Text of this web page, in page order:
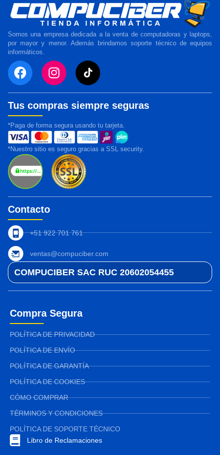
Somos una empresa dedicada a la venta de computadoras y laptops,
por mayor y menor. Además brindamos soporte técnico de equipos
informáticos.
Tus compras siempre seguras
*Paga de forma segura usando tu tarjeta.
*Nuestro sitio es seguro gracias a SSL security.
Contacto
+51 922 701 761
ventas@compuciber.com
COMPUCIBER SAC RUC 20602054455
Compra Segura
POLÍTICA DE PRIVACIDAD
POLÍTICA DE ENVÍO
POLÍTICA DE GARANTÍA
POLÍTICA DE COOKIES
CÓMO COMPRAR
TÉRMINOS Y CONDICIONES
POLÍTICA DE SOPORTE TÉCNICO
Libro de Reclamaciones